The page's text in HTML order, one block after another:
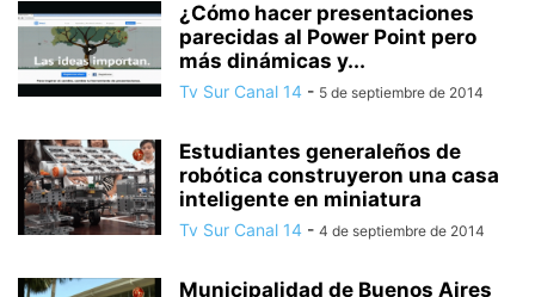
¿Cómo hacer presentaciones
parecidas al Power Point pero
más dinámicas y...
Tv Sur Canal 14 - 5 de septiembre de 2014
Estudiantes generaleños de
robótica construyeron una casa
inteligente en miniatura
Tv Sur Canal 14 - 4 de septiembre de 2014
Municipalidad de Buenos Aires